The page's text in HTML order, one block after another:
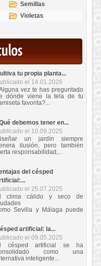
Semillas
Violetas
tu propia planta...
el 14.01.2026
vez te has preguntado
dónde viene la tela de tu
favorita?...
debemos tener en...
el 10.09.2025
un jardín siempre
ilusión, pero también
responsabilidad,...
del césped
el 25.07.2025
clima cálido y seco de
Sevilla y Málaga puede
artificial: la...
el 09.05.2025
césped artificial se ha
como una
inteligente...